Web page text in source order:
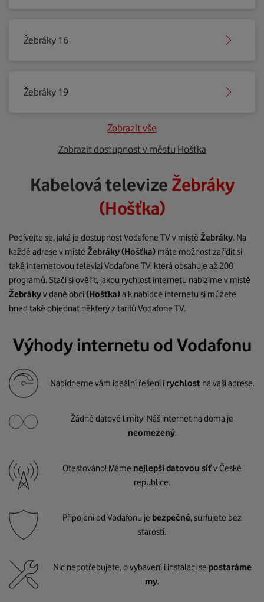
Žebráky 16
Žebráky 19
Zobrazit vše
Zobrazit dostupnost v městu Hošťka
Kabelová televize Žebráky
(Hošťka)
Podívejte se, jaká je dostupnost Vodafone TV v místě Žebráky. Na
každé adrese v místě Žebráky(Hošťka) máte možnost zařídit si
také internetovou televizi Vodafone TV, která obsahuje až 200
programů. Stačí si ověřit, jakou rychlost internetu nabízíme v místě
Žebrákyv dané obci(Hošťka)a k nabídce internetu si můžete
hned také objednat některý z tarifů Vodafone TV.
Výhody internetu od Vodafonu
Nabídneme vám ideální řešení i rychlost na vaší adrese.
Žádné datové limity! Náš internet na doma je
neomezený.
Otestováno! Máme nejlepší datovou síťv České
republice.
Připojení od Vodafonu je bezpečné, surfujete bez
starostí.
Nic nepotřebujete, o vybavení i instalaci se postaráme
my.